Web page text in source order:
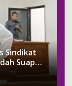
Sindikat
Suap